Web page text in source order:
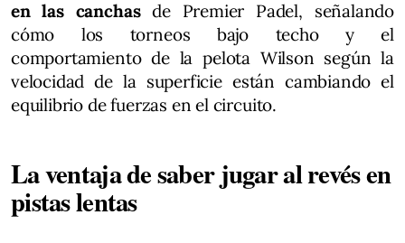
en las canchasde Premier Padel, señalando
cómo los torneos bajo techo y el
comportamiento de la pelota Wilson según la
velocidad de la superficie están cambiando el
equilibrio de fuerzas en el circuito.
La ventaja de saber jugar al revés en
pistas lentas